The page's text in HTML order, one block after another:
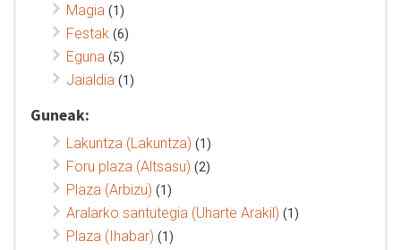
Magia (1)
Festak (6)
Eguna (5)
Jaialdia (1)
Guneak:
Lakuntza (Lakuntza) (1)
Foru plaza (Altsasu) (2)
Plaza (Arbizu) (1)
Aralarko santutegia (Uharte Arakil) (1)
Plaza (Ihabar) (1)